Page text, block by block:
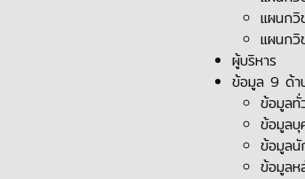
แผนก
แผนกวิ
ผู้บริหาร
ข้อมูล 9 ด้า
ข้อมูลทั่
ข้อมูลบุ
ข้อมูลนั
ข้อมูล